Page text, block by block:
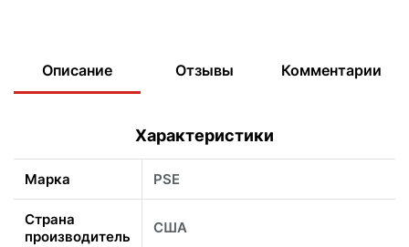
Описание Отзывы Комментарии
Характеристики
Марка PSE
Страна
производитель
США